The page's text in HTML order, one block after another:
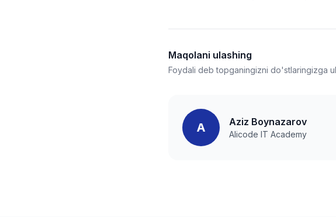
Maqolani ulashing
Foydali deb topganingizni do'stlaringizga
A Aziz Boynazarov
Alicode IT Academy